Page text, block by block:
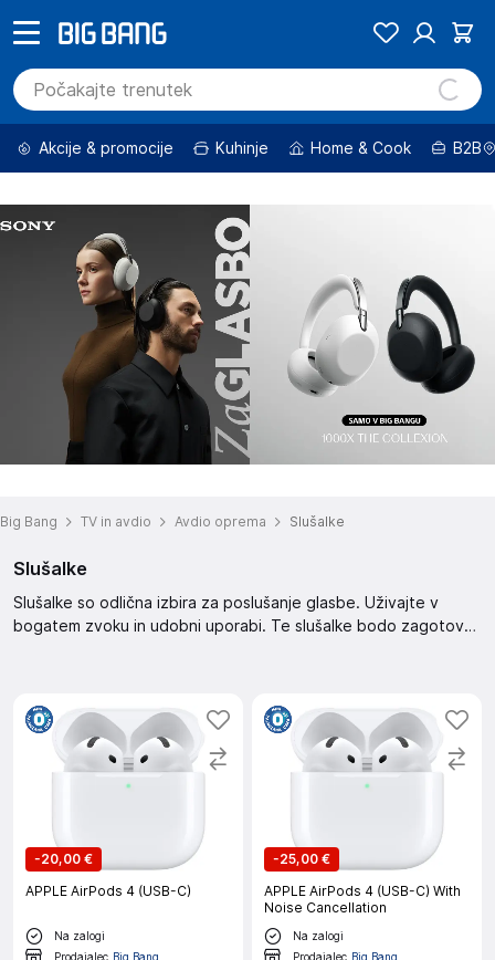
Akcije & promocije Kuhinje Home & Cook B2B
Big Bang TV in avdio Avdio oprema Slušalke
Slušalke
Slušalke so odlična izbira za poslušanje glasbe. Uživajte v
bogatem zvoku in udobni uporabi. Te slušalke bodo zagotovo
-20,00 €
APPLE AirPods 4 (USB-C)
Na zalogi
Prodajalec Big Bang
-25,00 €
APPLE AirPods 4 (USB-C) With
Noise Cancellation
Na zalogi
Prodajalec Big Bang